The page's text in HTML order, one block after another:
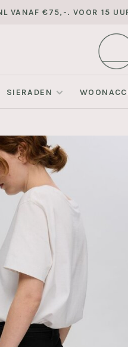
VANAF €75,-. VOOR 15
SIERADEN